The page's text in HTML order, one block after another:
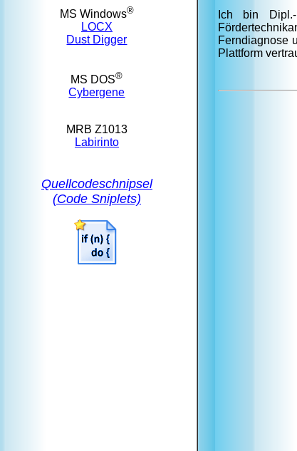
MS Windows®
LOCX
Dust Digger
MS DOS®
Cybergene
MRB Z1013
Labirinto
Quellcodeschnipsel
(Code Sniplets)
Ich bin
Ferndiagnose
Plattform